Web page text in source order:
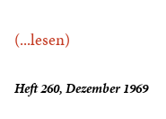
(...lesen)
Heft 260, Dezember 1969